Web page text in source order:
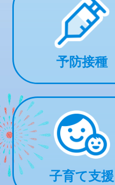
予防接種
子育て支援